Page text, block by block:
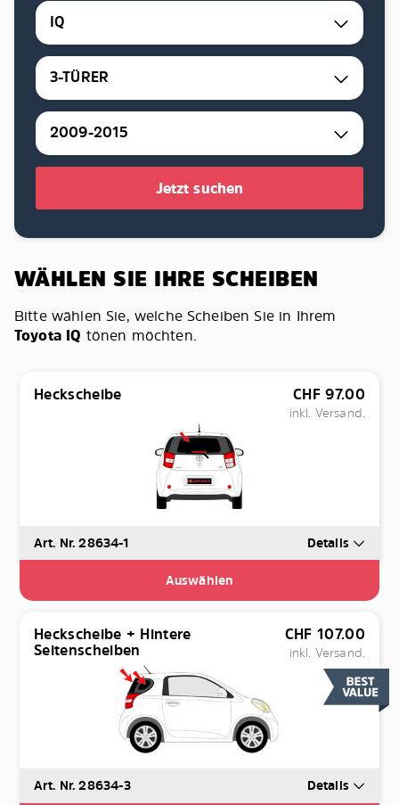
IQ
3-TÜRER
2009-2015
Jetzt suchen
WÄHLEN SIE IHRE SCHEIBEN
Bitte wählen Sie, welche Scheiben Sie in Ihrem
Toyota IQ tönen möchten.
Heckscheibe CHF 97.00
inkl. Versand.
Art. Nr. 28634-1 Details
Auswählen
Heckscheibe + Hintere
Seitenscheiben
CHF 107.00
inkl. Versand.
Art. Nr. 28634-3 Details